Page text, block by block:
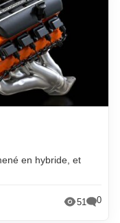
en hybride, et
51 0